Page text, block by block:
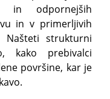
in odpornejših
in v primerljivih
Našteti strukturni
kako prebivalci
površine, kar je